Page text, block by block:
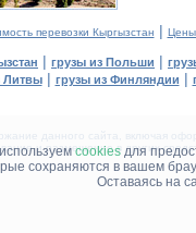
cookiesдля
сохраняются в вашем
Оставаясь на
перевозки Кыргызстан | Цены
| грузы из Польши |
Литвы| грузы из Финляндии |
данного сайта, включая
и размещение в других